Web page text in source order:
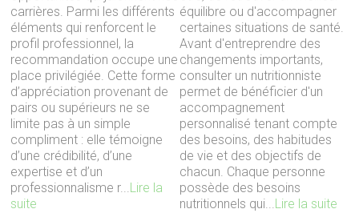
carrières. Parmi les différents
éléments qui renforcent le
profil professionnel, la
recommandation occupe une
place privilégiée. Cette forme
d’appréciation provenant de
pairs ou supérieurs ne se
limite pas à un simple
compliment : elle témoigne
d’une crédibilité, d’une
expertise et d’un
professionnalisme r...Lire la
suite
équilibre ou d'accompagner
certaines situations de santé.
Avant d'entreprendre des
changements importants,
consulter un nutritionniste
permet de bénéficier d'un
accompagnement
personnalisé tenant compte
des besoins, des habitudes
de vie et des objectifs de
chacun. Chaque personne
possède des besoins
nutritionnels qui...Lire la suite